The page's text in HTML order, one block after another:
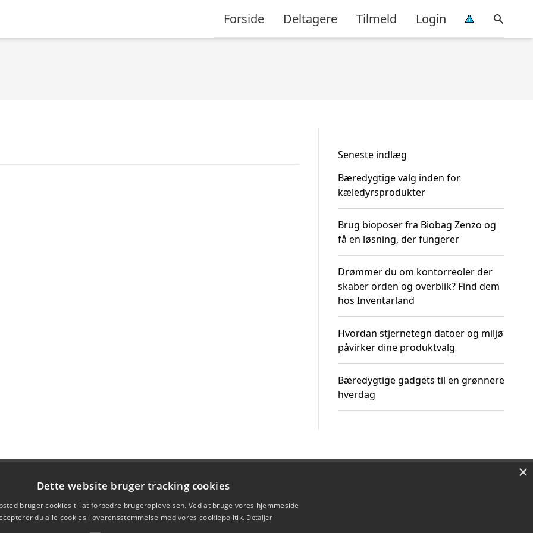
Forside Deltagere Tilmeld Login
Seneste indlæg
Bæredygtige valg inden for
kæledyrsprodukter
Brug bioposer fra Biobag Zenzo og
få en løsning, der fungerer
Drømmer du om kontorreoler der
skaber orden og overblik? Find dem
hos Inventarland
Hvordan stjernetegn datoer og miljø
påvirker dine produktvalg
Bæredygtige gadgets til en grønnere
hverdag
×
Dette website bruger tracking cookies
bruger cookies til at forbedre brugeroplevelsen. Ved at bruge vores hjemmeside
du alle cookies i overensstemmelse med vores cookiepolitik. Detaljer